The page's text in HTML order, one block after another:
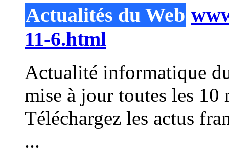
Actualités du Web
11-6.html
Actualité informatique
mise à jour toutes les
Téléchargez les actus
...